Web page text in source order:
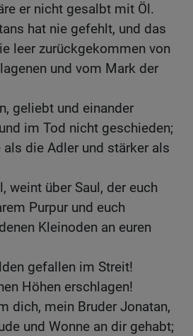
er nicht gesalbt mit Öl.
hat nie gefehlt, und das
leer zurückgekommen von
und vom Mark der
geliebt und einander
im Tod nicht geschieden;
die Adler und stärker als
weint über Saul, der euch
Purpur und euch
Kleinoden an euren
gefallen im Streit!
Höhen erschlagen!
dich, mein Bruder Jonatan,
und Wonne an dir gehabt;